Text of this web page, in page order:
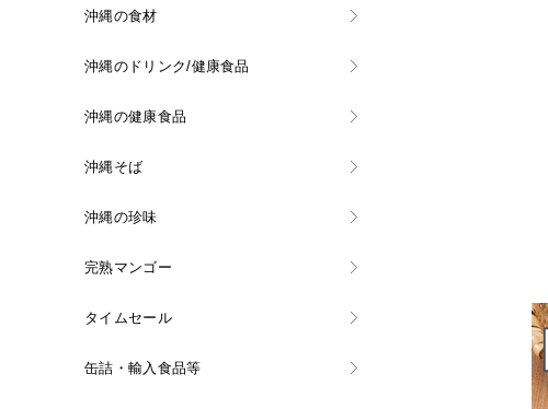
沖縄の食材
沖縄のドリンク/健康食品
沖縄の健康食品
沖縄そば
沖縄の珍味
完熟マンゴー
タイムセール
缶詰・輸入食品等